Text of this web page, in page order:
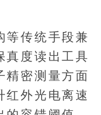
传统手段兼
真度读出工具
精密测量方面
红外光电离速